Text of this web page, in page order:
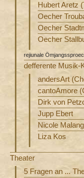
Hubert Aretz
Oecher
Oecher
Oecher
rejiunale
defferente Musik-
andersArt
cantoAmore
Dirk von
Jupp Ebert
Nicole
Liza Kos
Theater
5 Fragen an ...